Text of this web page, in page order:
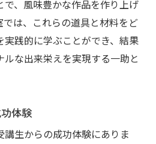
、風味豊かな作品を作り上げ
は、これらの道具と材料をど
践的に学ぶことができ、結果
な出来栄えを実現する一助と
体験
生からの成功体験にありま